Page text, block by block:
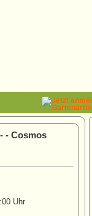
- Cosmos
Uhr